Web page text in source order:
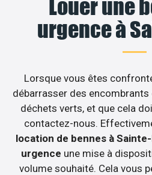
Louer une
urgence à
Lorsque vous êtes
débarrasser des
déchets verts, et que cela
contactez-nous.
location de bennes à
urgence une mise à
volume souhaité. Cela vous